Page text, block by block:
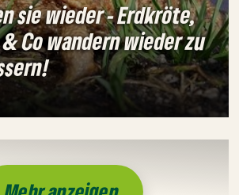
sie wieder - Erdkröte,
Co wandern wieder zu